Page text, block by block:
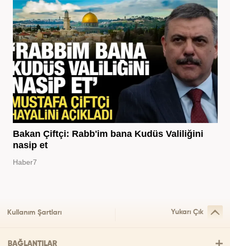
Bakan Çiftçi: Rabb'im bana Kudüs Valiliğini
nasip et
Haber7
Kullanım Şartları Yukarı Çık
BAĞLANTILAR